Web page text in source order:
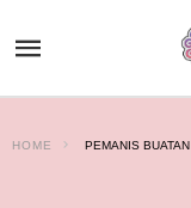
HOME PEMANIS BUATAN